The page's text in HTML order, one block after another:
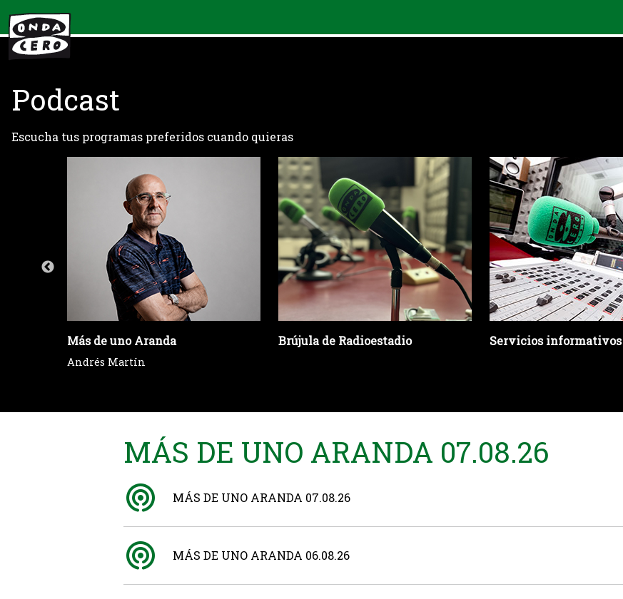
Podcast
Escucha tus programas preferidos cuando quieras
Más de uno Aranda
Andrés Martín
Brújula de Radioestadio Servicios informativos
MÁS DE UNO ARANDA 07.08.26
MÁS DE UNO ARANDA 07.08.26
MÁS DE UNO ARANDA 06.08.26